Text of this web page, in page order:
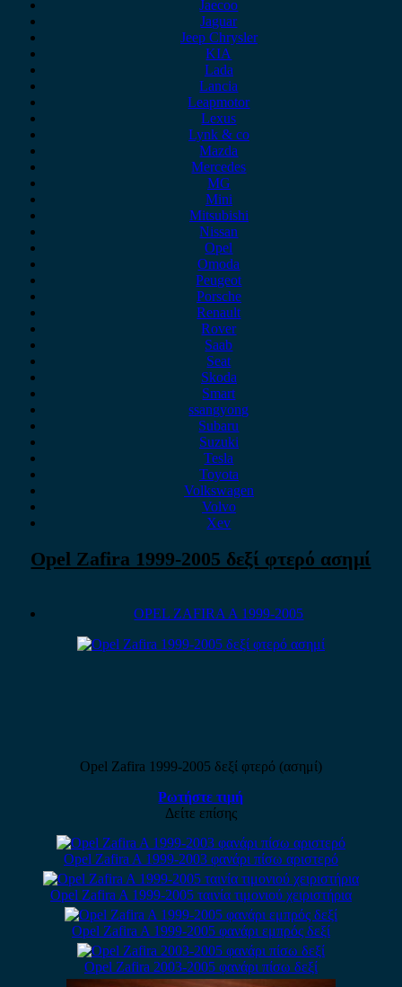
Jaecoo
Jaguar
Jeep Chrysler
KIA
Lada
Lancia
Leapmotor
Lexus
Lynk & co
Mazda
Mercedes
MG
Mini
Mitsubishi
Nissan
Opel
Omoda
Peugeot
Porsche
Renault
Rover
Saab
Seat
Skoda
Smart
ssangyong
Subaru
Suzuki
Tesla
Toyota
Volkswagen
Volvo
Xev
Opel Zafira 1999-2005 δεξί φτερό ασημί
OPEL ZAFIRA A 1999-2005
Opel Zafira 1999-2005 δεξί φτερό (ασημί)
Ρωτήστε τιμή
Δείτε επίσης
Opel Zafira A 1999-2003 φανάρι πίσω αριστερό
Opel Zafira A 1999-2005 ταινία τιμονιού χειριστήρια
Opel Zafira A 1999-2005 φανάρι εμπρός δεξί
Opel Zafira 2003-2005 φανάρι πίσω δεξί